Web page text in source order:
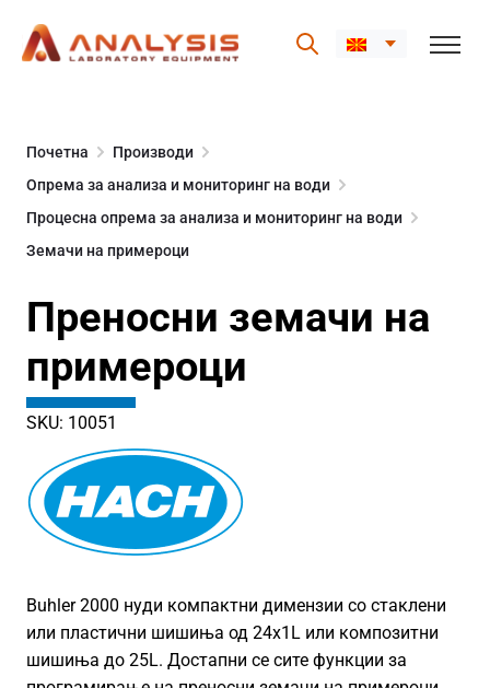
content
Почетна
Производи
Опрема за анализа и мониторинг на води
Процесна опрема за анализа и мониторинг на води
Земачи на примероци
Преносни земачи на
примероци
SKU: 10051
Buhler 2000 нуди компактни димензии со стаклени
или пластични шишиња од 24x1L или композитни
шишиња до 25L. Достапни се сите функции за